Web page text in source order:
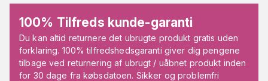
100% Tilfreds kunde-garanti
Du kan altid returnere det ubrugte produkt gratis uden
forklaring. 100% tilfredshedsgaranti giver dig pengene
tilbage ved returnering af ubrugt / uåbnet produkt inden
for 30 dage fra købsdatoen. Sikker og problemfri